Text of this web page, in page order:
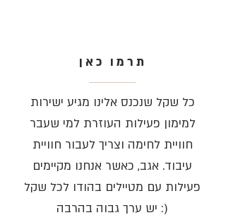
תרמו כאן
כל שקל שנכנס אלינו מגיע ישירות
למימון פעילות העוזרת למי שעבר
חוויית לחימה וצריך לעבור חוויית
עיבוד. אגב, כאשר אנחנו מקיימים
פעילות עם מטיילים בהודו לכל שקל
יש ערך גבוה בהרבה :)